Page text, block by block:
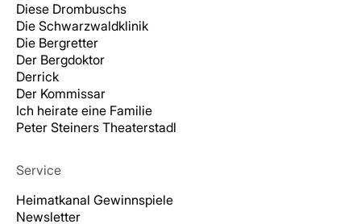
Diese Drombuschs
Die Schwarzwaldklinik
Die Bergretter
Der Bergdoktor
Derrick
Der Kommissar
Ich heirate eine Familie
Peter Steiners Theaterstadl
Service
Heimatkanal Gewinnspiele
Newsletter